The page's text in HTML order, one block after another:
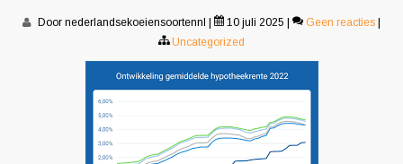
Door nederlandsekoeiensoortennl 10 juli 2025 Geen reacties
Uncategorized